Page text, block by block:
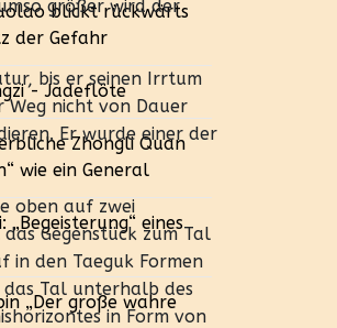
größer wird der
bis er seinen Irrtum
Weg nicht von Dauer
Er wurde einer der
oben auf zwei
Gegenstück zum Tal
in den Taeguk Formen
das Tal unterhalb des
in Form von
blickt rückwärts
der Gefahr
- Jadeflöte
Zhongli Quan
wie ein General
„Begeisterung“ eines
„Der große wahre